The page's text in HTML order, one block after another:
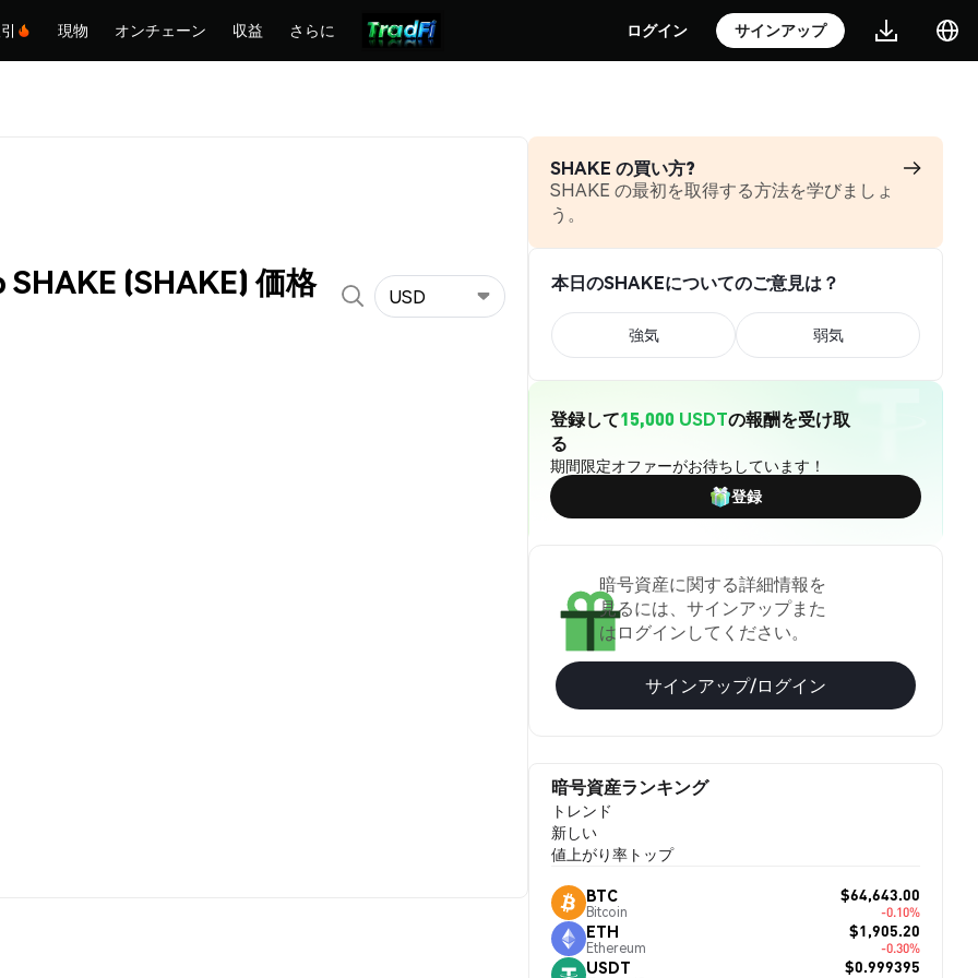
現物 オンチェーン 収益 さらに ログイン サインアップ
(SHAKE) 価格 USD
SHAKE の買い方?
SHAKE の最初を取得する方法を学びましょ
う。
本日のSHAKEについてのご意見は？
強気 弱気
登録して15,000 USDTの報酬を受け取
る
期間限定オファーがお待ちしています！
登録
暗号資産に関する詳細情報を
見るには、サインアップまた
はログインしてください。
サインアップ/ログイン
暗号資産ランキング
トレンド
新しい
値上がり率トップ
BTC
Bitcoin
$64,643.00
-0.10%
ETH
Ethereum
$1,905.20
-0.30%
USDT $0.999395